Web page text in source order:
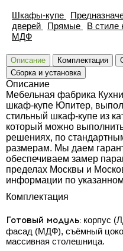
Шкафы-купе
дверей
Прямые В стиле
МДФ
Описание Комплектация
Сборка и установка
Описание
Мебельная фабрика
шкаф-купе Юпитер,
стильный шкаф-купе из
который можно
решениях, по
размерам. Мы даем
обеспечиваем замер
пределах Москвы и
информации по
Комплектация
Готовый модуль: корпус
фасад (МДФ), съёмный
массивная столешница.